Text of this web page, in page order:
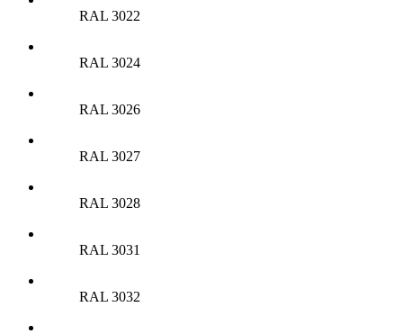
RAL 3022
RAL 3024
RAL 3026
RAL 3027
RAL 3028
RAL 3031
RAL 3032